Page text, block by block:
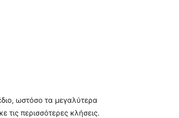
ωστόσο τα μεγαλύτερα
περισσότερες κλήσεις.